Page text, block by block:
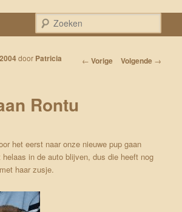
(Keiko, Rontu, Miyuki, Tatsu en Yumi)
Bericht navigatie
← Vorige Volgende →
Rontu
door Patricia
het eerst naar onze nieuwe pup gaan
in de auto blijven, dus die heeft nog
haar zusje.